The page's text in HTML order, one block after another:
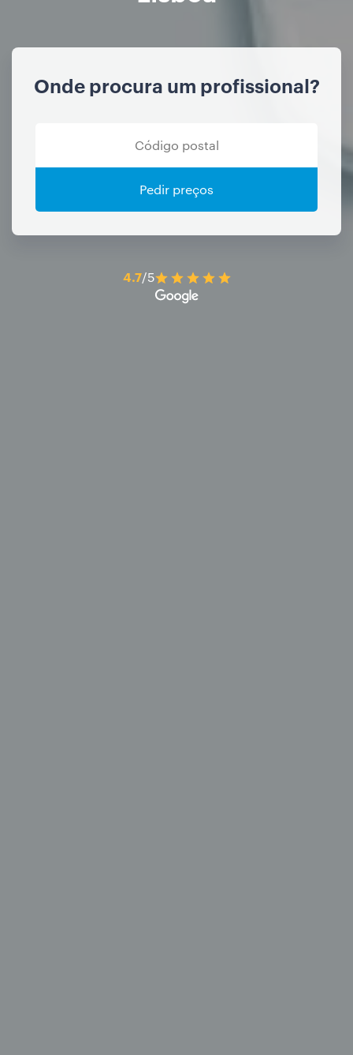
Onde procura um profissional?
Pedir preços
4.7/5